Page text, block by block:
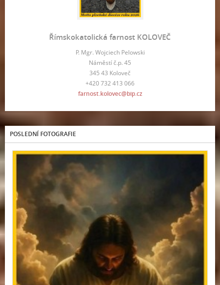
Římskokatolická farnost KOLOVEČ
P. Mgr. Wojciech Pelowski
Náměstí č.p. 45
345 43 Koloveč
+420 732 413 066
farnost.kolovec@bip.cz
POSLEDNÍ FOTOGRAFIE